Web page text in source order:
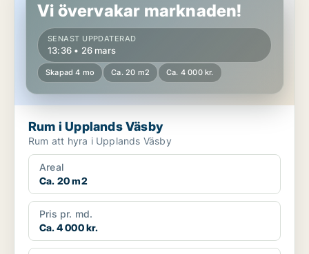
Vi övervakar marknaden!
SENAST UPPDATERAD
13:36 • 26 mars
Skapad 4 mo Ca. 20 m2 Ca. 4 000 kr.
Rum i Upplands Väsby
Rum att hyra i Upplands Väsby
Areal
Ca. 20 m2
Pris pr. md.
Ca. 4 000 kr.